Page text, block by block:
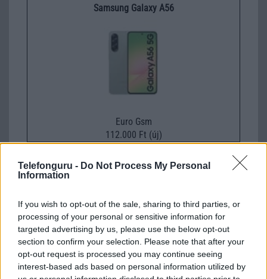
Telefonguru - Do Not Process My Personal
Information
If you wish to opt-out of the sale, sharing to third parties, or
processing of your personal or sensitive information for
targeted advertising by us, please use the below opt-out
section to confirm your selection. Please note that after your
opt-out request is processed you may continue seeing
interest-based ads based on personal information utilized by
Samsung Galaxy A56
Euro Gsm
112.000 Ft (új)
Samsung Galaxy S25